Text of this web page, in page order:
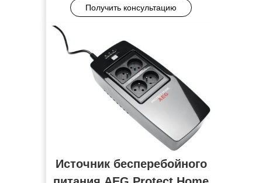
Получить консультацию
Источник бесперебойного